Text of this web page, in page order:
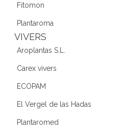
Fitomon
Plantaroma
VIVERS
Aroplantas S.L.
Carex vivers
ECOPAM
El Vergel de las Hadas
Plantaromed